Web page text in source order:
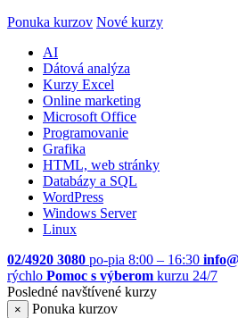
Ponuka kurzov Nové kurzy
AI
Dátová analýza
Kurzy Excel
Online marketing
Microsoft Office
Programovanie
Grafika
HTML, web stránky
Databázy a SQL
WordPress
Windows Server
Linux
02/4920 3080 po-pia 8:00 – 16:30
rýchlo Pomoc s výberom kurzu 24/7
Posledné navštívené kurzy
×
Ponuka kurzov